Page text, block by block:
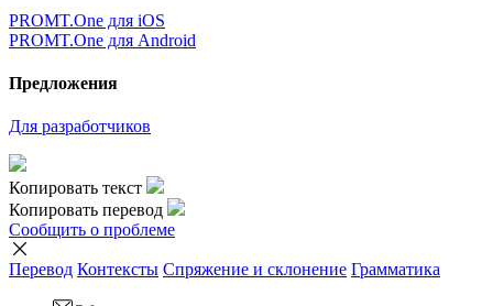
PROMT.One для iOS
PROMT.One для Android
Предложения
Для разработчиков
Копировать текст
Копировать перевод
Сообщить о проблеме
Перевод Контексты Спряжение и склонение Грамматика